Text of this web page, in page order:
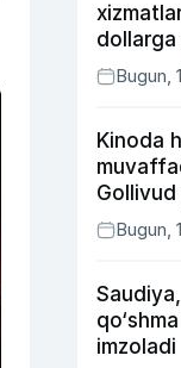
Bugun,
Kinoda
Bugun,
imzoladi